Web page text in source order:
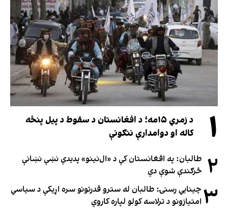
۱
د زمري ۱۵مه؛ د افغانستان د سقوط د پیل پنځه
کاله او دوامدارې ننګونې
۲ طالبان: په افغانستان کې د «ال‌نینو» پدیدې نښې نښانې
څرګندې شوې دي
۳ چینایي رسنۍ: طالبان له سترو قدرتونو سره اړیکې د سیاسي
امتیازونو د ترلاسه کولو لپاره کاروي